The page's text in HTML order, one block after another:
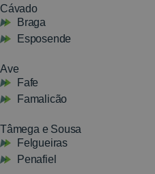
Cávado
Braga
Esposende
Ave
Fafe
Famalicão
Tâmega e Sousa
Felgueiras
Penafiel